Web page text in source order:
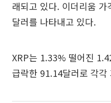
래되고 있다. 이더리움
달러를 나타내고 있다.
XRP는 1.33% 떨어진
급락한 91.14달러로 각각